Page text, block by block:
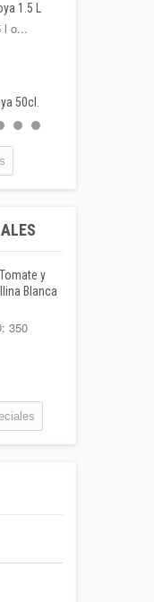
1.5 L
l o...
50cl.
1
Kilo
y
Blanca
350